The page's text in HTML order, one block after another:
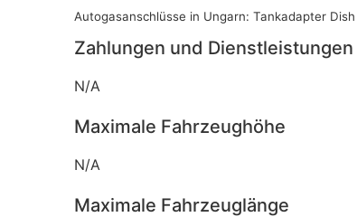
Autogasanschlüsse in Ungarn: Tankadapter Dish
Zahlungen und Dienstleistungen
N/A
Maximale Fahrzeughöhe
N/A
Maximale Fahrzeuglänge